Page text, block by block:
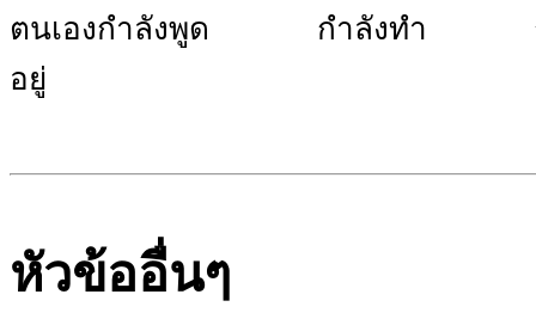
ตนเองกำลังพูด
กำลังทำ
อยู่
หัวข้ออื่นๆ